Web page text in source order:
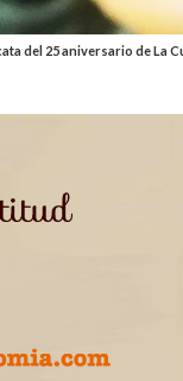
del 25 aniversario de La